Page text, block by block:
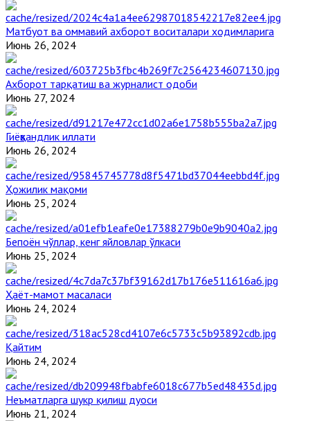
Матбуот ва оммавий ахборот воситалари ходимларига
Июнь 26, 2024
Ахборот тарқатиш ва журналист одоби
Июнь 27, 2024
Гиёҳвандлик иллати
Июнь 26, 2024
Ҳожилик мақоми
Июнь 25, 2024
Бепоён чўллар, кенг яйловлар ўлкаси
Июнь 25, 2024
Ҳаёт-мамот масаласи
Июнь 24, 2024
Қайтим
Июнь 24, 2024
Неъматларга шукр қилиш дуоси
Июнь 21, 2024